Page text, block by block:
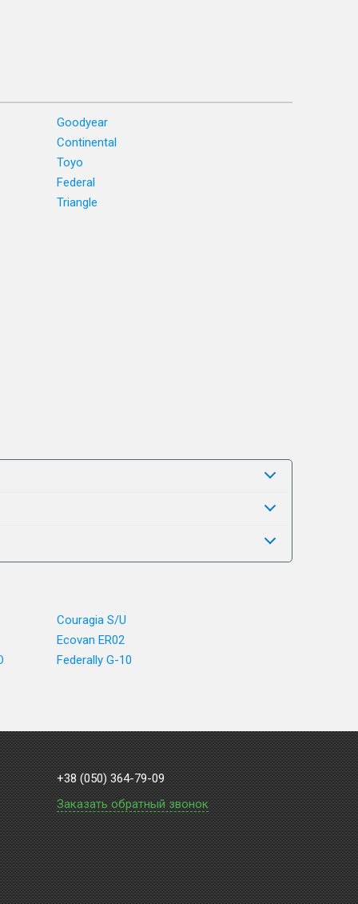
Goodyear
Continental
Toyo
Federal
Triangle
Couragia S/U
Ecovan ER02
Federally G-10
+38 (050) 364-79-09
Заказать обратный звонок